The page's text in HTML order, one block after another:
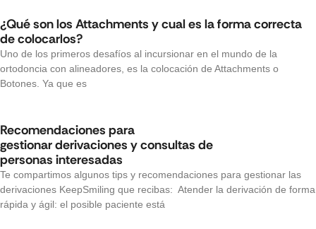
¿Qué son los Attachments y cual es la forma correcta
de colocarlos?
Uno de los primeros desafíos al incursionar en el mundo de la
ortodoncia con alineadores, es la colocación de Attachments o
Botones. Ya que es
Recomendaciones para
gestionar derivaciones y consultas de
personas interesadas
Te compartimos algunos tips y recomendaciones para gestionar las
derivaciones KeepSmiling que recibas: Atender la derivación de forma
rápida y ágil: el posible paciente está